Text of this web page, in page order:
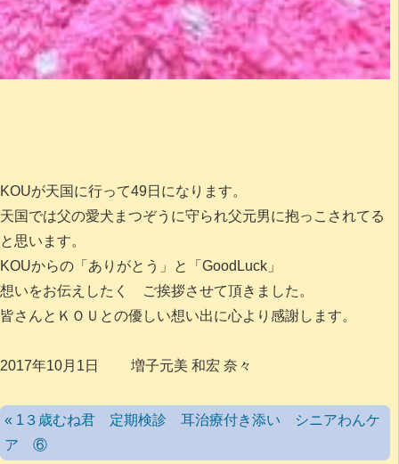
KOUが天国に行って49日になります。
天国では父の愛犬まつぞうに守られ父元男に抱っこされてる
と思います。
KOUからの「ありがとう」と「GoodLuck」
想いをお伝えしたく ご挨拶させて頂きました。
皆さんとＫＯＵとの優しい想い出に心より感謝します。
2017年10月1日 増子元美 和宏 奈々
« 1３歳むね君 定期検診 耳治療付き添い シニアわんケ
ア ⑥